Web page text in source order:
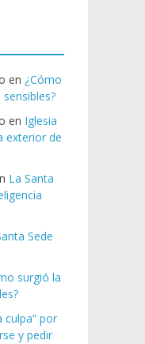
en ¿Cómo
en Iglesia
exterior de
La Santa
Sede
surgió la
culpa” por
y pedir